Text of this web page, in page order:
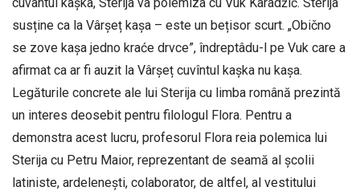
susține ca la Vârșeț kașa – este un bețisor scurt. „Obično
se zove kașa jedno kraće drvce”, îndreptâdu-l pe Vuk care a
afirmat ca ar fi auzit la Vârșeț cuvîntul kașka nu kașa.
Legăturile concrete ale lui Sterija cu limba română prezintă
un interes deosebit pentru filologul Flora. Pentru a
demonstra acest lucru, profesorul Flora reia polemica lui
Sterija cu Petru Maior, reprezentant de seamă al școlii
latiniste, ardelenești, colaborator, de altfel, al vestitului